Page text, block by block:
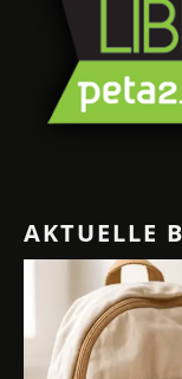
AKTUELLE